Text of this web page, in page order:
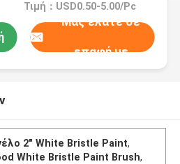
Τιμή：USD0.50-5.00/Pc
Μας ελάτε σε
επαφή με
2" White Bristle Paint,
White Bristle Paint Brush,